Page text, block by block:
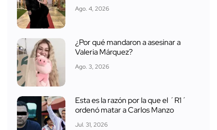
Ago. 4, 2026
¿Por qué mandaron a asesinar a
Valeria Márquez?
Ago. 3, 2026
Esta es la razón por la que el ´R1´
ordenó matar a Carlos Manzo
Jul. 31, 2026